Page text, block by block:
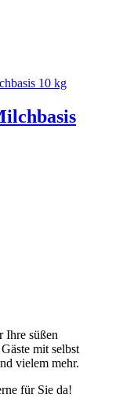
Ihre süßen
mit selbst
vielem mehr.
für Sie da!